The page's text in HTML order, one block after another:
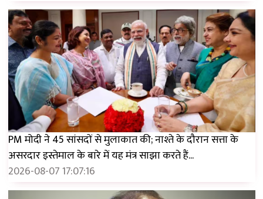
PM मोदी ने 45 सांसदों से मुलाकात की; नाश्ते के दौरान सत्ता के
असरदार इस्तेमाल के बारे में यह मंत्र साझा करते हैं...
2026-08-07 17:07:16